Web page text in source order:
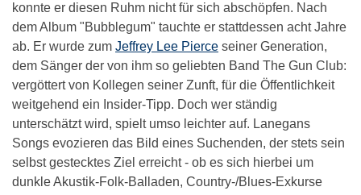
konnte er diesen Ruhm nicht für sich abschöpfen. Nach
dem Album "Bubblegum" tauchte er stattdessen acht Jahre
ab. Er wurde zum Jeffrey Lee Pierce seiner Generation,
dem Sänger der von ihm so geliebten Band The Gun Club:
vergöttert von Kollegen seiner Zunft, für die Öffentlichkeit
weitgehend ein Insider-Tipp. Doch wer ständig
unterschätzt wird, spielt umso leichter auf. Lanegans
Songs evozieren das Bild eines Suchenden, der stets sein
selbst gestecktes Ziel erreicht - ob es sich hierbei um
dunkle Akustik-Folk-Balladen, Country-/Blues-Exkurse